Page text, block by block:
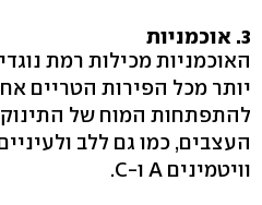
3. אוכמניות
האוכמניות מכילות רמת
יותר מכל הפירות הטריים
להתפתחות המוח של
העצבים, כמו גם ללב
וויטמינים A ו-C.